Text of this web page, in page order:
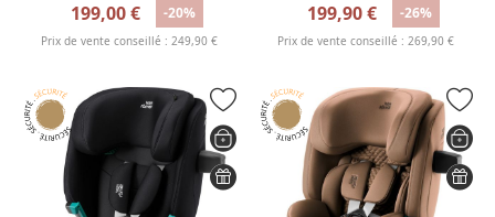
199,00 € -20%
Prix de vente conseillé : 249,90 €
199,90 € -26%
Prix de vente conseillé : 269,90 €